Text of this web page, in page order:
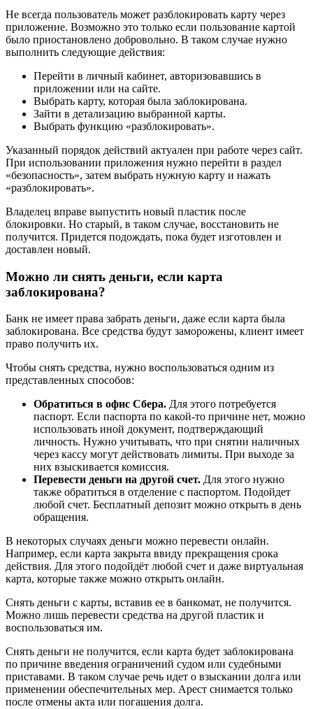
Не всегда пользователь может разблокировать карту через
приложение. Возможно это только если пользование картой
было приостановлено добровольно. В таком случае нужно
выполнить следующие действия:
Перейти в личный кабинет, авторизовавшись в
приложении или на сайте.
Выбрать карту, которая была заблокирована.
Зайти в детализацию выбранной карты.
Выбрать функцию «разблокировать».
Указанный порядок действий актуален при работе через сайт.
При использовании приложения нужно перейти в раздел
«безопасность», затем выбрать нужную карту и нажать
«разблокировать».
Владелец вправе выпустить новый пластик после
блокировки. Но старый, в таком случае, восстановить не
получится. Придется подождать, пока будет изготовлен и
доставлен новый.
Можно ли снять деньги, если карта
заблокирована?
Банк не имеет права забрать деньги, даже если карта была
заблокирована. Все средства будут заморожены, клиент имеет
право получить их.
Чтобы снять средства, нужно воспользоваться одним из
представленных способов:
Обратиться в офис Сбера. Для этого потребуется
паспорт. Если паспорта по какой-то причине нет, можно
использовать иной документ, подтверждающий
личность. Нужно учитывать, что при снятии наличных
через кассу могут действовать лимиты. При выходе за
них взыскивается комиссия.
Перевести деньги на другой счет. Для этого нужно
также обратиться в отделение с паспортом. Подойдет
любой счет. Бесплатный депозит можно открыть в день
обращения.
В некоторых случаях деньги можно перевести онлайн.
Например, если карта закрыта ввиду прекращения срока
действия. Для этого подойдёт любой счет и даже виртуальная
карта, которые также можно открыть онлайн.
Снять деньги с карты, вставив ее в банкомат, не получится.
Можно лишь перевести средства на другой пластик и
воспользоваться им.
Снять деньги не получится, если карта будет заблокирована
по причине введения ограничений судом или судебными
приставами. В таком случае речь идет о взыскании долга или
применении обеспечительных мер. Арест снимается только
после отмены акта или погашения долга.